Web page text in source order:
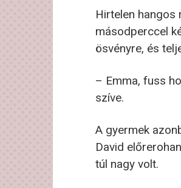
Hirtelen
másodperccel
ösvényre, és
– Emma, fuss
szíve.
A gyermek
David
túl nagy volt.